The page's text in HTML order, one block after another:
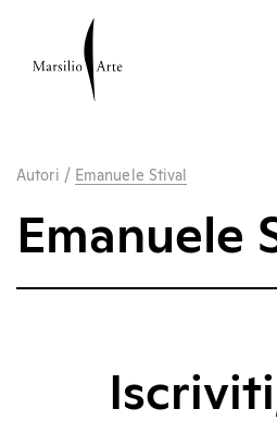
Autori / Emanuele Stival
Emanuele